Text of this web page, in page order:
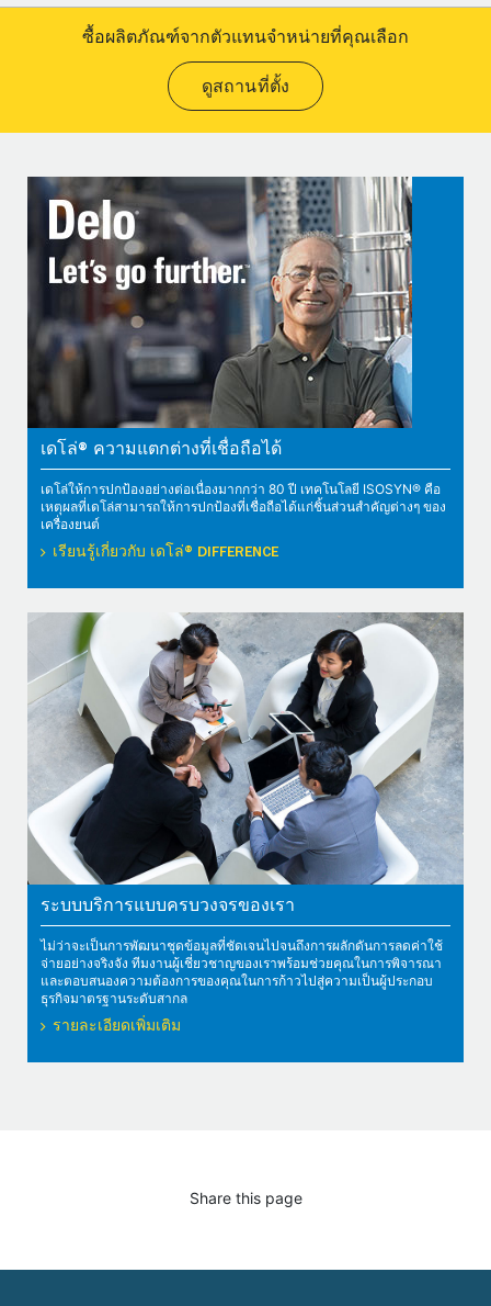
ซื้อผลิตภัณฑ์จากตัวแทนจำหน่ายที่คุณเลือก
ดูสถานที่ตั้ง
เดโล่® ความแตกต่างที่เชื่อถือได้
เดโล่ให้การปกป้องอย่างต่อเนื่องมากกว่า 80 ปี เทคโนโลยี ISOSYN® คือ
เหตุผลที่เดโล่สามารถให้การปกป้องที่เชื่อถือได้แก่ชิ้นส่วนสำคัญต่างๆ ของ
เครื่องยนต์
เรียนรู้เกี่ยวกับ เดโล่® DIFFERENCE
ระบบบริการแบบครบวงจรของเรา
ไม่ว่าจะเป็นการพัฒนาชุดข้อมูลที่ชัดเจนไปจนถึงการผลักดันการลดค่าใช้
จ่ายอย่างจริงจัง ทีมงานผู้เชี่ยวชาญของเราพร้อมช่วยคุณในการพิจารณา
และตอบสนองความต้องการของคุณในการก้าวไปสู่ความเป็นผู้ประกอบ
ธุรกิจมาตรฐานระดับสากล
รายละเอียดเพิ่มเติม
Share this page